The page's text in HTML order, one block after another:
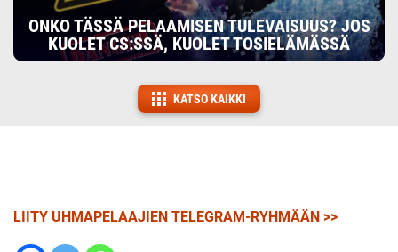
ONKO TÄSSÄ PELAAMISEN TULEVAISUUS? JOS
KUOLET CS:SSÄ, KUOLET TOSIELÄMÄSSÄ
KATSO KAIKKI
LIITY UHMAPELAAJIEN TELEGRAM-RYHMÄÄN >>